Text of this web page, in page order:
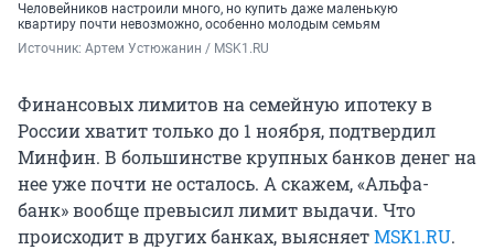
Человейников настроили много, но купить даже маленькую
квартиру почти невозможно, особенно молодым семьям
Источник: Артем Устюжанин / MSK1.RU
Финансовых лимитов на семейную ипотеку в
России хватит только до 1 ноября, подтвердил
Минфин. В большинстве крупных банков денег на
нее уже почти не осталось. А скажем, «Альфа-
банк» вообще превысил лимит выдачи. Что
происходит в других банках, выясняетMSK1.RU.